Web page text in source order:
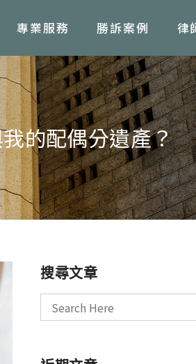
專業服務 勝訴案例 律
的配偶分遺產？
搜尋文章